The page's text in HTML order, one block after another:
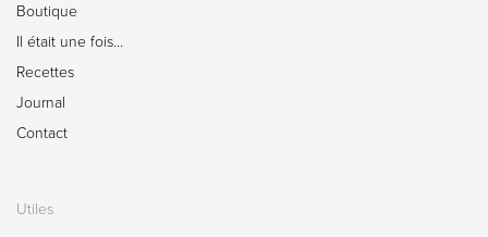
Boutique
Il était une fois…
Recettes
Journal
Contact
Utiles